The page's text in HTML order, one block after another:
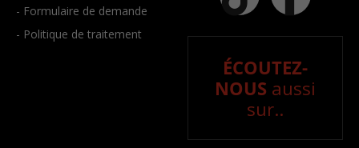
- Formulaire de demande
- Politique de traitement
ÉCOUTEZ-
NOUS aussi
sur..